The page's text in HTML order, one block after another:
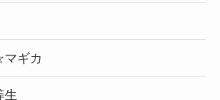
ギカ
生